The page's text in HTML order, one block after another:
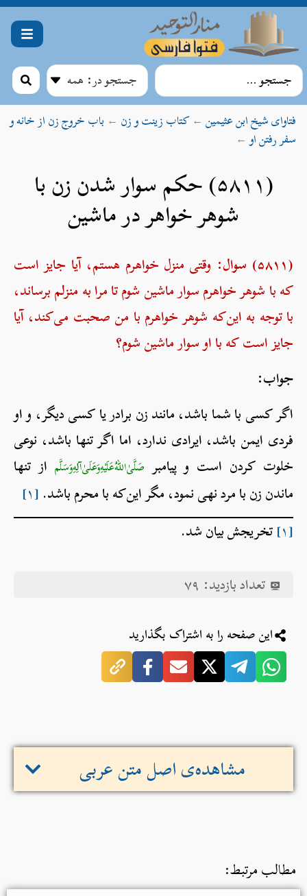
فتاوای شیخ ابن عثیمین ←کتاب زینت و زن ← باب خروج زن از خانه و
سفر رفتن او←
(۵۸۱۱) حکم سوار شدن زن با
شوهر خواهر در ماشین
(۵۸۱۱) سوال:
وقتی منزل خواهرم هستم، آیا جایز است
که با شوهر خواهرم سوار ماشین شوم تا مرا به منزلم برساند،
با توجه به این‌که شوهر خواهرم با من صحبت می‌کند، آیا
جایز است که با او سوار ماشین شوم؟
جواب:
اگر کسی با شما باشد، مانند زن برادر یا کسی دیگر، و او
فردی ایمن باشد، ایرادی ندارد، اما اگر تنها باشد، نوعی
خلوت کردن است و پیامبر صَلَّىٰ‌اللهُ‌عَلَيْهِ‌وَعَلَىٰ‌آلِهِ‌وَسَلَّم از تنها
ماندن زن با مرد نهی نمود، مگر این‌که با محرم باشد. [۱]
[۱]
تخریجش بیان شد.
تعداد بازدید: ۷۹
این صفحه را به اشتراک بگذارید
مشاهده‌ی اصل متن عربی
مطالب مرتبط: